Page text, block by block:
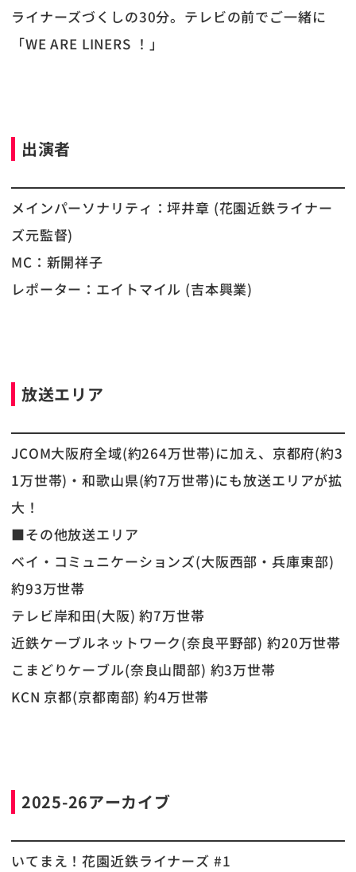
ライナーズづくしの30分。テレビの前でご一緒に
「WE ARE LINERS ！」
出演者
メインパーソナリティ：坪井章 (花園近鉄ライナー
ズ元監督)
MC：新開祥子
レポーター：エイトマイル (吉本興業)
放送エリア
JCOM大阪府全域(約264万世帯)に加え、京都府(約3
1万世帯)・和歌山県(約7万世帯)にも放送エリアが拡
大！
■その他放送エリア
ベイ・コミュニケーションズ(大阪西部・兵庫東部)
約93万世帯
テレビ岸和田(大阪) 約7万世帯
近鉄ケーブルネットワーク(奈良平野部) 約20万世帯
こまどりケーブル(奈良山間部) 約3万世帯
KCN 京都(京都南部) 約4万世帯
2025-26アーカイブ
いてまえ！花園近鉄ライナーズ #1